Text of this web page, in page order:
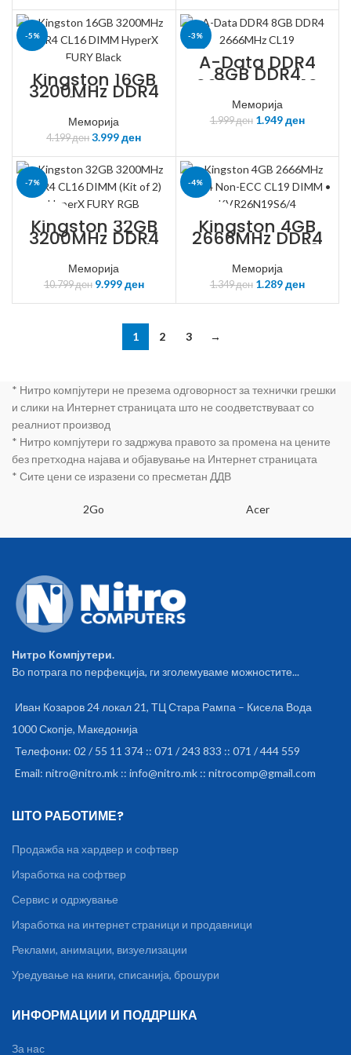
-5%
Kingston 16GB
3200MHz DDR4
CL16 DIMM
HyperX FURY
Black
Меморија
4.199ден 3.999ден
-3%
A-DATA
A-Data DDR4
8GB DDR4
2666MHz CL19
Меморија
1.999ден 1.949ден
-7%
Kingston 32GB
3200MHz DDR4
CL16 DIMM (Kit
of 2) HyperX
FURY RGB
Меморија
10.799ден 9.999ден
-4%
Kingston 4GB
2666MHz DDR4
Non-ECC CL19
DIMM •
KVR26N19S6/4
Меморија
1.349ден 1.289ден
1 2 3 →
* Нитро компјутери не презема одговорност за технички грешки
и слики на Интернет страницата што не соодветствуваат со
реалниот производ
* Нитро компјутери го задржува правото за промена на цените
без претходна најава и објавување на Интернет страницата
* Сите цени се изразени со пресметан ДДВ
2Go Acer
Нитро Компјутери.
Во потрага по перфекција, ги зголемуваме можностите...
Иван Козаров 24 локал 21, ТЦ Стара Рампа – Кисела Вода
1000 Скопје, Македонија
Телефони: 02 / 55 11 374 :: 071 / 243 833 :: 071 / 444 559
Email: nitro@nitro.mk :: info@nitro.mk :: nitrocomp@gmail.com
ШТО РАБОТИМЕ?
Продажба на хардвер и софтвер
Изработка на софтвер
Сервис и одржување
Изработка на интернет страници и продавници
Реклами, анимации, визуелизации
Уредување на книги, списанија, брошури
ИНФОРМАЦИИ И ПОДДРШКА
За нас